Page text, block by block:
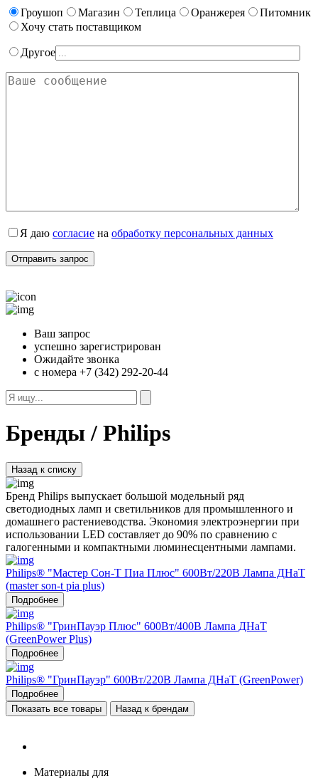
Гроушоп Магазин Теплица Оранжерея
Питомник
Хочу стать поставщиком
Другое
Я даю согласие на обработку персональных данных
Ваш запрос
успешно зарегистрирован
Ожидайте звонка
с номера +7 (342) 292-20-44
Бренды / Philips
Назад к списку
Бренд Philips выпускает большой модельный ряд
светодиодных ламп и светильников для промышленного и
домашнего растениеводства. Экономия электроэнергии при
использовании LED составляет до 90% по сравнению с
галогенными и компактными люминесцентными лампами.
Philips® "Мастер Сон-Т Пиа Плюс" 600Вт/220В Лампа ДНаТ
(master son-t pia plus)
Подробнее
Philips® "ГринПауэр Плюс" 600Вт/400В Лампа ДНаТ
(GreenPower Plus)
Подробнее
Philips® "ГринПауэр" 600Вт/220В Лампа ДНаТ (GreenPower)
Подробнее
Показать все товары
Назад к брендам
Материалы для